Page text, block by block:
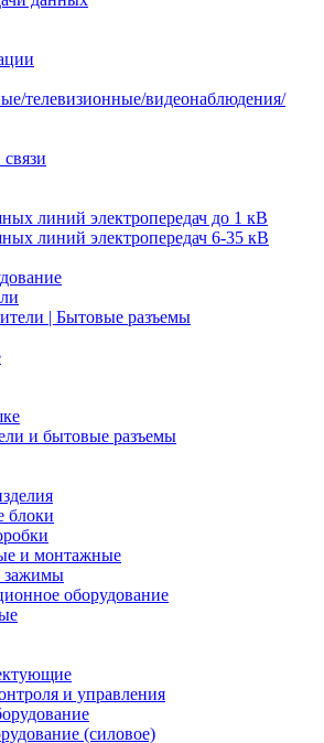
телевизионные/видеонаблюдения/
линий электропередач до 1 кВ
линий электропередач 6-35 кВ
| Бытовые разъемы
и бытовые разъемы
блоки
и монтажные
зажимы
оборудование
и управления
(силовое)